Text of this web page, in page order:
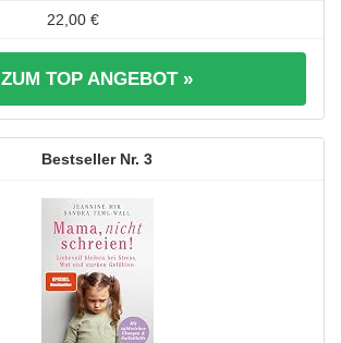
22,00 €
ZUM TOP ANGEBOT »
3